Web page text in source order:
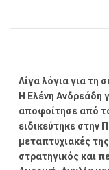
Λίγα λόγια για τη
Η Ελένη Ανδρεάδη
αποφοίτησε από
ειδικεύτηκε στην
μεταπτυχιακές
στρατηγικός και